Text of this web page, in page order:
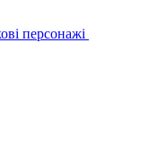
персонажі